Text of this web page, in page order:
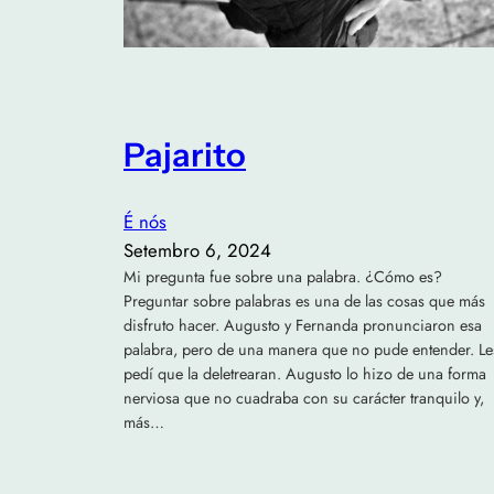
Pajarito
É nós
Setembro 6, 2024
Mi pregunta fue sobre una palabra. ¿Cómo es?
Preguntar sobre palabras es una de las cosas que más
disfruto hacer. Augusto y Fernanda pronunciaron esa
palabra, pero de una manera que no pude entender.
pedí que la deletrearan. Augusto lo hizo de una forma
nerviosa que no cuadraba con su carácter tranquilo y,
más…